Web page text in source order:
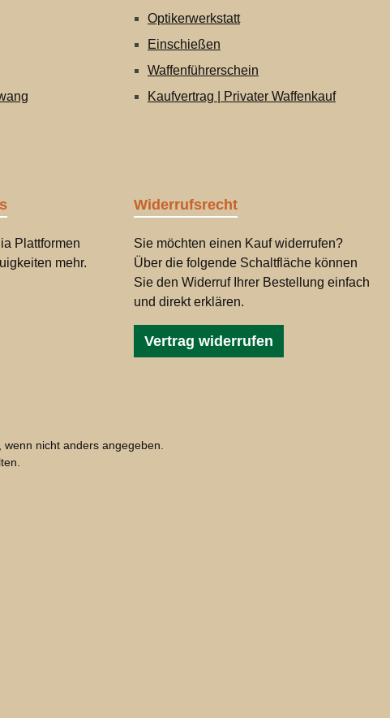
Optikerwerkstatt
Einschießen
Waffenführerschein
Kaufvertrag | Privater Waffenkauf
Plattformen
mehr.
Widerrufsrecht
Sie möchten einen Kauf widerrufen?
Über die folgende Schaltfläche können
Sie den Widerruf Ihrer Bestellung einfach
und direkt erklären.
Vertrag widerrufen
nicht anders angegeben.